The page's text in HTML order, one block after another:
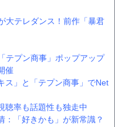
大テレダンス！前作「暴君
テプン商事」ポップアップ
催
ス」と「テプン商事」でNet
聴率も話題性も独走中
：「好きかも」が新常識？